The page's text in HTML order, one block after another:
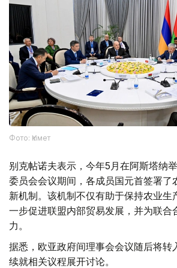
Фото: Үкімет
别克帖诺夫表示，今年5月在阿斯塔纳
委员会会议期间，各成员国元首签署了
新机制。该机制不仅有助于保持农业生
一步促进联盟内部贸易发展，并为联合
力。
据悉，欧亚政府间理事会会议随后将转
续就相关议程展开讨论。